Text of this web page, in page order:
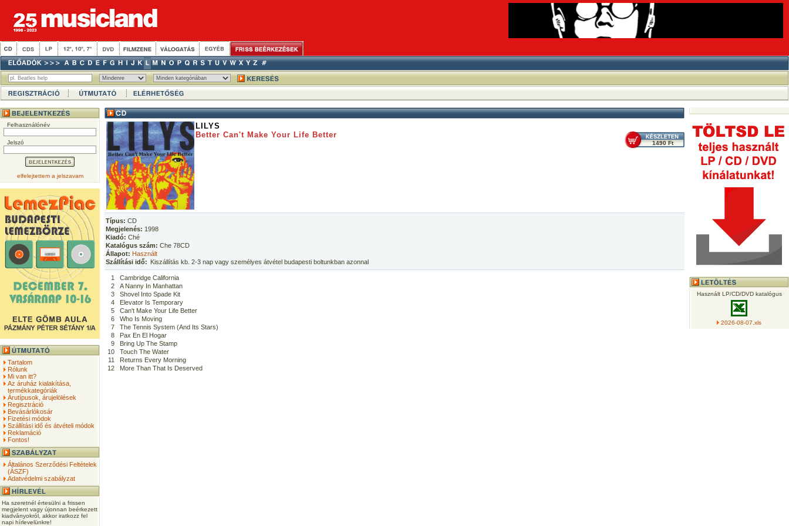
Felhasználónév
Jelszó
elfelejtettem a jelszavam
Tartalom
Rólunk
Mi van itt?
Az áruház kialakítása,
termékkategóriák
Árutípusok, árujelölések
Regisztráció
Bevásárlókosár
Fizetési módok
Szállítási idő és átvételi módok
Reklamáció
Fontos!
Általános Szerződési Feltételek
(ÁSZF)
Adatvédelmi szabályzat
Ha szeretnél értesülni a frissen
megjelent vagy újonnan beérkezett
kiadványokról, akkor iratkozz fel
napi hírlevelünkre!
LILYS
Better Can't Make Your Life Better
1490 Ft
Típus: CD
Megjelenés: 1998
Kiadó: Ché
Katalógus szám: Che 78CD
Állapot: Használt
Szállítási idő: Kiszállítás kb. 2-3 nap vagy személyes átvétel budapesti boltunkban azonnal
1
Cambridge California
2
A Nanny In Manhattan
3
Shovel Into Spade Kit
4
Elevator Is Temporary
5
Can't Make Your Life Better
6
Who Is Moving
7
The Tennis System (And Its Stars)
8
Pax En El Hogar
9
Bring Up The Stamp
10
Touch The Water
11
Returns Every Morning
12
More Than That Is Deserved
Használt LP/CD/DVD katalógus
2026-08-07.xls